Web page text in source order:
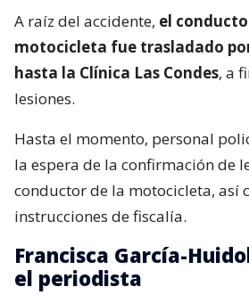
A raíz del accidente, el
motocicleta fue trasladado
hasta la Clínica Las Condes, a
lesiones.
Hasta el momento, personal
la espera de la confirmación de
conductor de la motocicleta, así
instrucciones de fiscalía.
Francisca García-
el periodista